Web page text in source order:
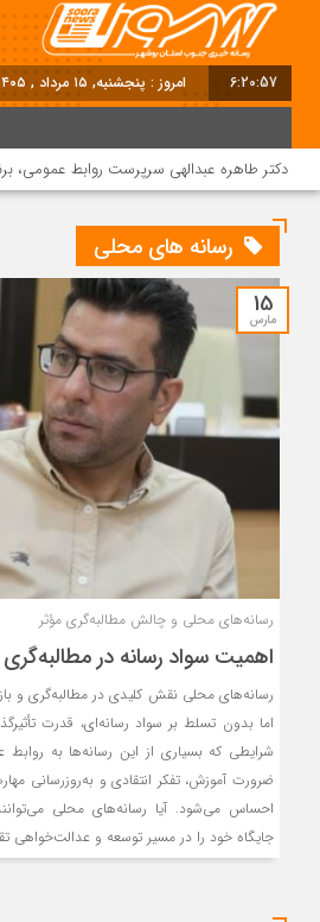
6:20:58 امروز : پنجشنبه, ۱۵ مرداد , ۱۴۰۵
دکتر طاهره عبدالهی سرپرست روابط عمومی،
رسانه های محلی
15
مارس
رسانه‌های محلی و چالش مطالبه‌گری مؤثر
اهمیت سواد رسانه در
رسانه‌های محلی نقش کلیدی در مطالبه‌گری و
اما بدون تسلط بر سواد رسانه‌ای، قدرت
شرایطی که بسیاری از این رسانه‌ها به روابط
ضرورت آموزش، تفکر انتقادی و به‌روزرسانی
احساس می‌شود. آیا رسانه‌های محلی
جایگاه خود را در مسیر توسعه و عدالت‌خواهی